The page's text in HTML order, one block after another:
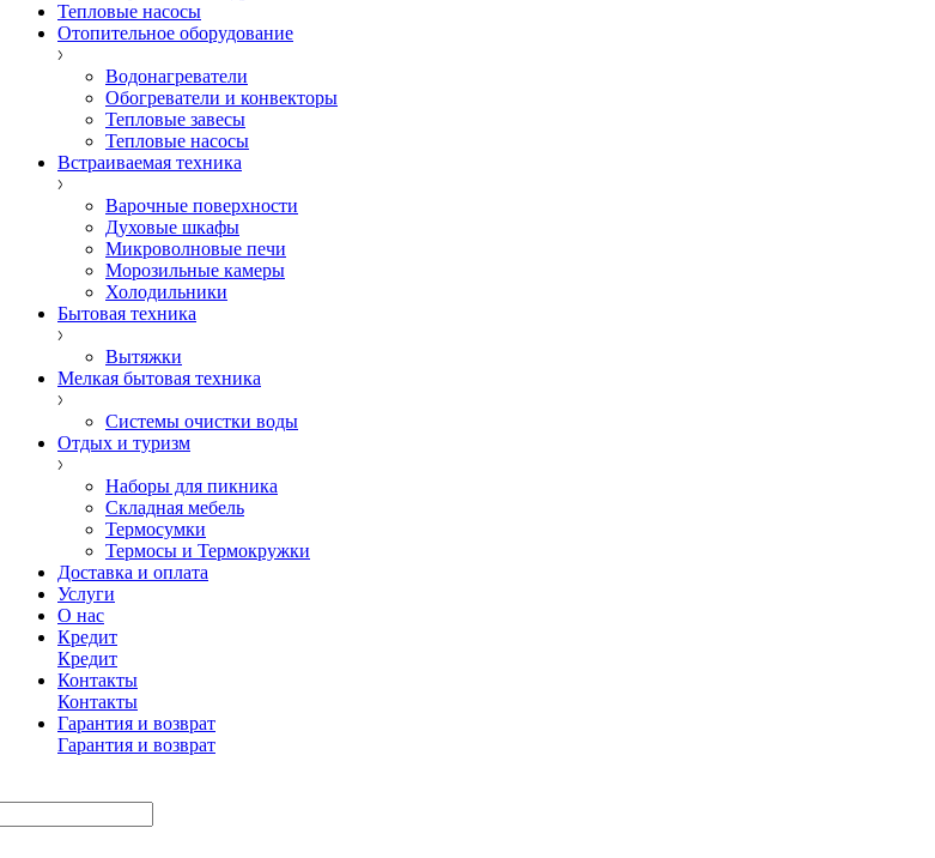
Тепловые насосы
Отопительное оборудование
Водонагреватели
Обогреватели и конвекторы
Тепловые завесы
Тепловые насосы
Встраиваемая техника
Варочные поверхности
Духовые шкафы
Микроволновые печи
Морозильные камеры
Холодильники
Бытовая техника
Вытяжки
Мелкая бытовая техника
Системы очистки воды
Отдых и туризм
Наборы для пикника
Складная мебель
Термосумки
Термосы и Термокружки
Доставка и оплата
Услуги
О нас
Кредит
Кредит
Контакты
Контакты
Гарантия и возврат
Гарантия и возврат